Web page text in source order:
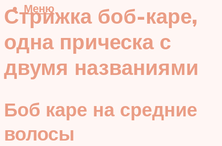
Меню
Стрижка боб-каре,
одна прическа с
двумя названиями
Боб каре на средние
волосы